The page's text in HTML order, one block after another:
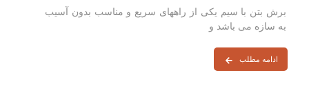
برش بتن با سیم یکی از راههای سریع و مناسب بدون آسیب
به سازه می باشد و
ادامه مطلب